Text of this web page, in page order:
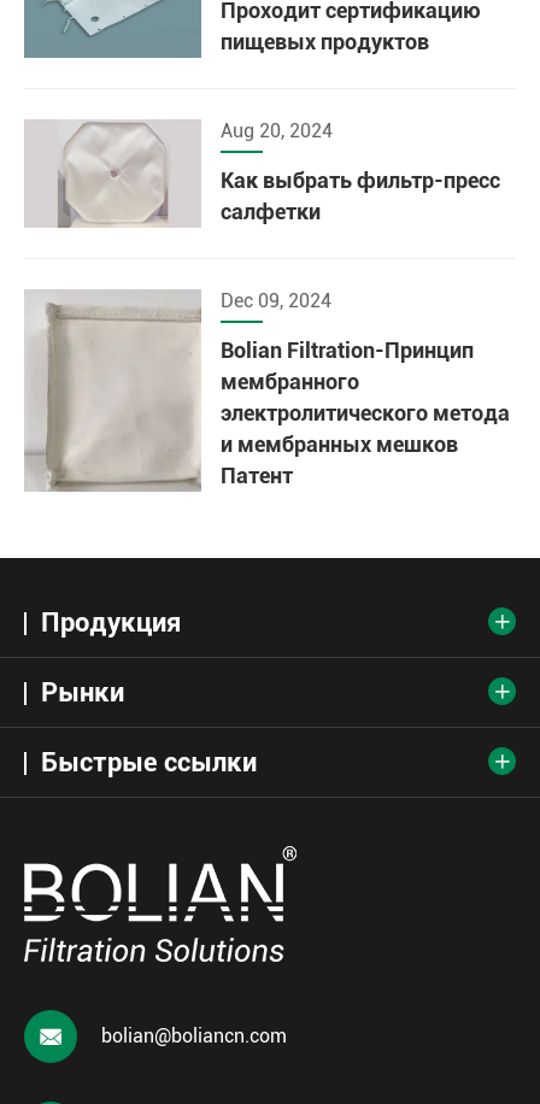
Проходит сертификацию
пищевых продуктов
Aug 20, 2024
Как выбрать фильтр-пресс
салфетки
Dec 09, 2024
Bolian Filtration-Принцип
мембранного
электролитического метода
и мембранных мешков
Патент
Продукция 
Рынки 
Быстрые ссылки 
 bolian@boliancn.com